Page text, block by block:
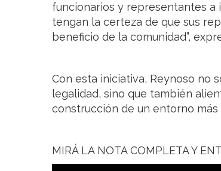
funcionarios y representantes a
tengan la certeza de que sus
beneficio de la comunidad”,
Con esta iniciativa, Reynoso no
legalidad, sino que también
construcción de un entorno
MIRÁ LA NOTA COMPLETA Y